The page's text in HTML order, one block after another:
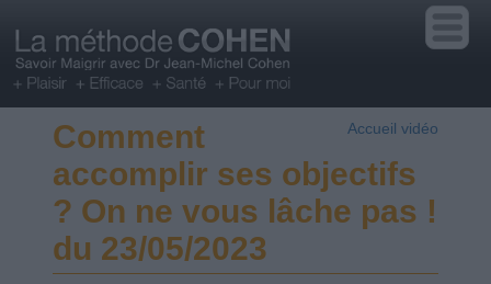
Accueil vidéo
Comment
accomplir ses objectifs
? On ne vous lâche pas !
du 23/05/2023